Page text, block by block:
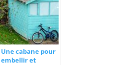
Une cabane pour
embellir et